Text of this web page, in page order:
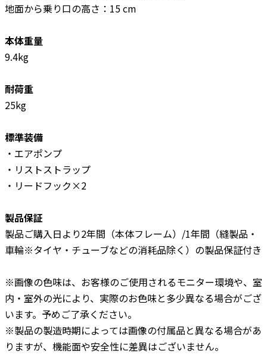
地面から乗り口の高さ：15 cm
本体重量
9.4kg
耐荷重
25kg
標準装備
・エアポンプ
・リストストラップ
・リードフック×2
製品保証
製品ご購入日より2年間（本体フレーム）/1年間（縫製品・
車輪※タイヤ・チューブなどの消耗品除く）の製品保証付き
※画像の色味は、お客様のご使用されるモニター環境や、室
内・室外の光により、実際のお色味と多少異なる場合がござ
います。予めご了承ください。
※製品の製造時期によっては画像の付属品と異なる場合があ
りますが、機能面や安全性に差異はございません。